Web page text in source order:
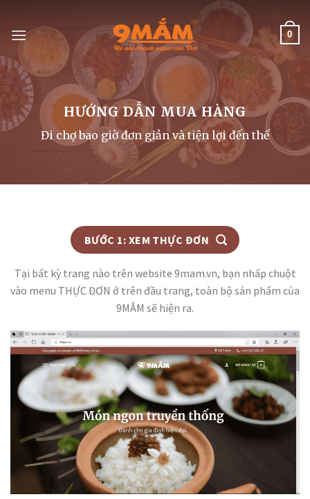
content
0
HƯỚNG DẪN MUA HÀNG
Đi chợ bao giờ đơn giản và tiện lợi đến thế
BƯỚC 1: XEM THỰC ĐƠN
Tại bất kỳ trang nào trên website 9mam.vn, bạn nhấp chuột
vào menu THỰC ĐƠN ở trên đầu trang, toàn bộ sản phẩm của
9MẮM sẽ hiện ra.